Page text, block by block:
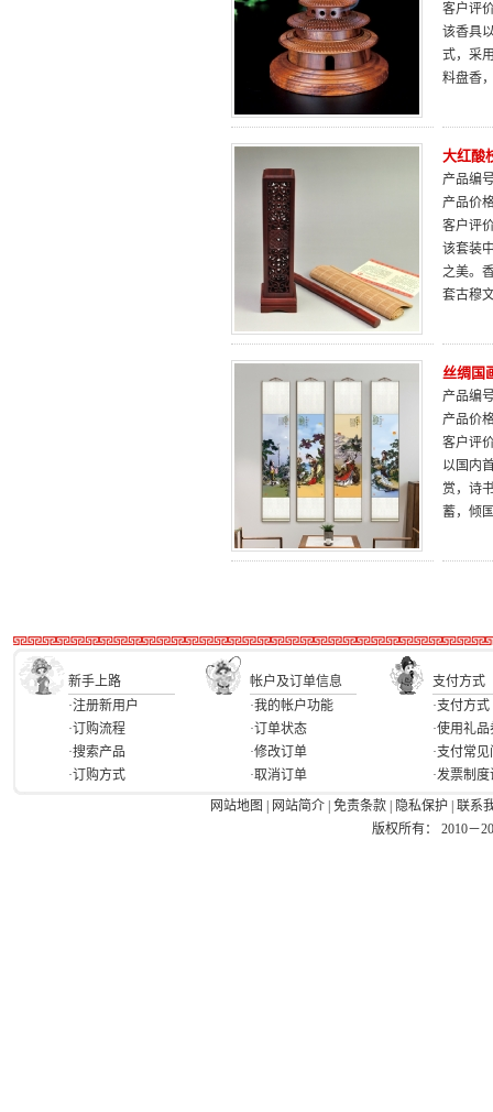
客户评
该香具
式，采
料盘香
大红酸
产品编
产品价
客户评
该套装
之美。
套古穆
丝绸国
产品编
产品价
客户评
以国内
赏，诗
蓄，倾
新手上路 帐户及订单信息
支付方式
·注册新用户
·订购流程
·搜索产品
·订购方式
·我的帐户功能
·订单状态
·修改订单
·取消订单
·支付方式
·使用礼品
·支付常
·发票制
网站地图
网站简介 免责条款 隐私保护
联系
版权所有： 2010－